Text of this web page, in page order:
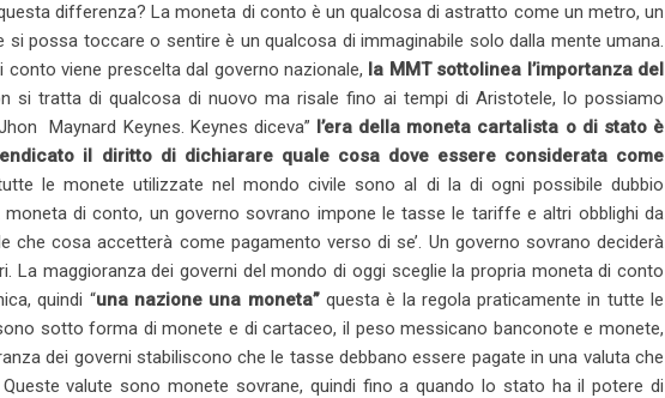
differenza? La moneta di conto è un qualcosa di astratto come un metro, un
possa toccare o sentire è un qualcosa di immaginabile solo dalla mente umana.
viene prescelta dal governo nazionale, la MMT sottolinea l’importanza del
si tratta di qualcosa di nuovo ma risale fino ai tempi di Aristotele, lo possiamo
Maynard Keynes. Keynes diceva” l’era della moneta cartalista o di stato è
il diritto di dichiarare quale cosa dove essere considerata come
le monete utilizzate nel mondo civile sono al di la di ogni possibile dubbio
di conto, un governo sovrano impone le tasse le tariffe e altri obblighi da
che cosa accetterà come pagamento verso di se’. Un governo sovrano deciderà
La maggioranza dei governi del mondo di oggi sceglie la propria moneta di conto
quindi “una nazione una moneta”questa è la regola praticamente in tutte le
sotto forma di monete e di cartaceo, il peso messicano banconote e monete,
dei governi stabiliscono che le tasse debbano essere pagate in una valuta che
valute sono monete sovrane, quindi fino a quando lo stato ha il potere di